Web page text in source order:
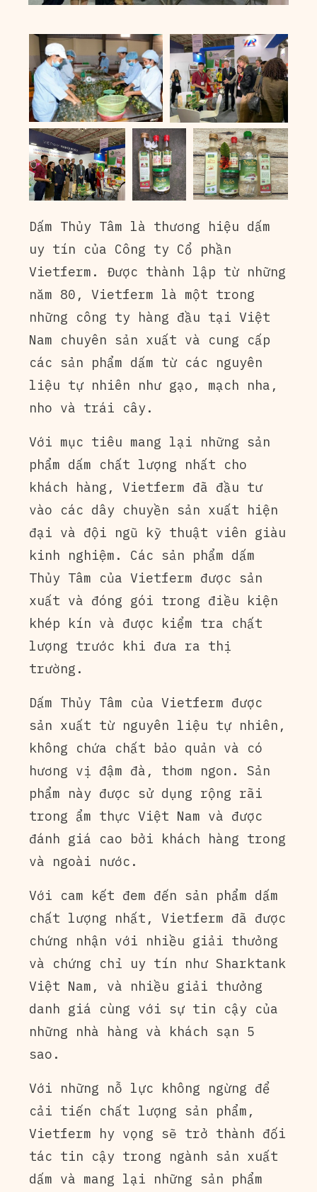
Dấm Thủy Tâm là thương hiệu dấm
uy tín của Công ty Cổ phần
Vietferm. Được thành lập từ những
năm 80, Vietferm là một trong
những công ty hàng đầu tại Việt
Nam chuyên sản xuất và cung cấp
các sản phẩm dấm từ các nguyên
liệu tự nhiên như gạo, mạch nha,
nho và trái cây.
Với mục tiêu mang lại những sản
phẩm dấm chất lượng nhất cho
khách hàng, Vietferm đã đầu tư
vào các dây chuyền sản xuất hiện
đại và đội ngũ kỹ thuật viên giàu
kinh nghiệm. Các sản phẩm dấm
Thủy Tâm của Vietferm được sản
xuất và đóng gói trong điều kiện
khép kín và được kiểm tra chất
lượng trước khi đưa ra thị
trường.
Dấm Thủy Tâm của Vietferm được
sản xuất từ nguyên liệu tự nhiên,
không chứa chất bảo quản và có
hương vị đậm đà, thơm ngon. Sản
phẩm này được sử dụng rộng rãi
trong ẩm thực Việt Nam và được
đánh giá cao bởi khách hàng trong
và ngoài nước.
Với cam kết đem đến sản phẩm dấm
chất lượng nhất, Vietferm đã được
chứng nhận với nhiều giải thưởng
và chứng chỉ uy tín như Sharktank
Việt Nam, và nhiều giải thưởng
danh giá cùng với sự tin cậy của
những nhà hàng và khách sạn 5
sao.
Với những nỗ lực không ngừng để
cải tiến chất lượng sản phẩm,
Vietferm hy vọng sẽ trở thành đối
tác tin cậy trong ngành sản xuất
dấm và mang lại những sản phẩm